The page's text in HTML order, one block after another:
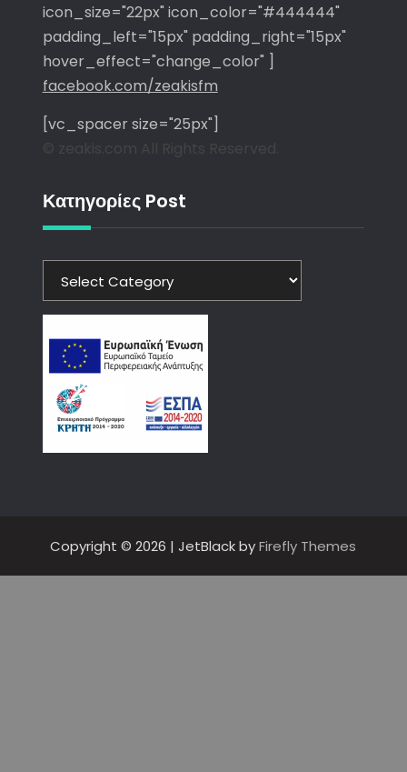
icon_size="22px" icon_color="#444444"
padding_left="15px" padding_right="15px"
hover_effect="change_color" ]
facebook.com/zeakisfm
[vc_spacer size="25px"]
© zeakis.com All Rights Reserved.
Κατηγορίες Post
Κατηγορίες
Post
Copyright © 2026 | JetBlack byFirefly Themes